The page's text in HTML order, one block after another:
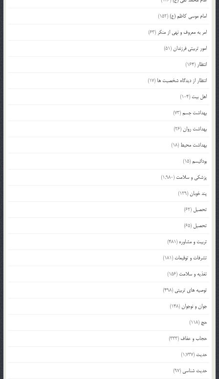
امام موسی کاظم (ع)(152)
امر به معروف و نهی از منکر (63)
امور تربیتی فرزندان(51)
انتظار (164)
انتظار از دیدگاه شخصیت ها (17)
اهل بیت (104)
بهداشت جسم(73)
بهداشت روان(26)
بهداشت محیط (18)
بودائیسم(15)
پزشکی و سلامت (1,980)
پند خوبان(129)
تحصیل (62)
تحصیل (65)
تربیت و مشاوره (481)
تشرفات و توقیعات (181)
تغذیه و سلامت (156)
توصیه های تربیتی (498)
جوان و نوجوان(148)
حج (118)
حجاب و عفاف (333)
حدیث (1,737)
حدیث شناسی (97)